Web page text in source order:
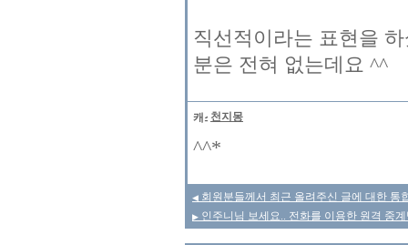
직선적이라는 표현을
분은 전혀 없는데요 ^^
천지몽
^^*
◀ 회원분들께서 최근 올려주신 글에 대한 통
▶ 인주니님 보세요.. 전화를 이용한 원격 중